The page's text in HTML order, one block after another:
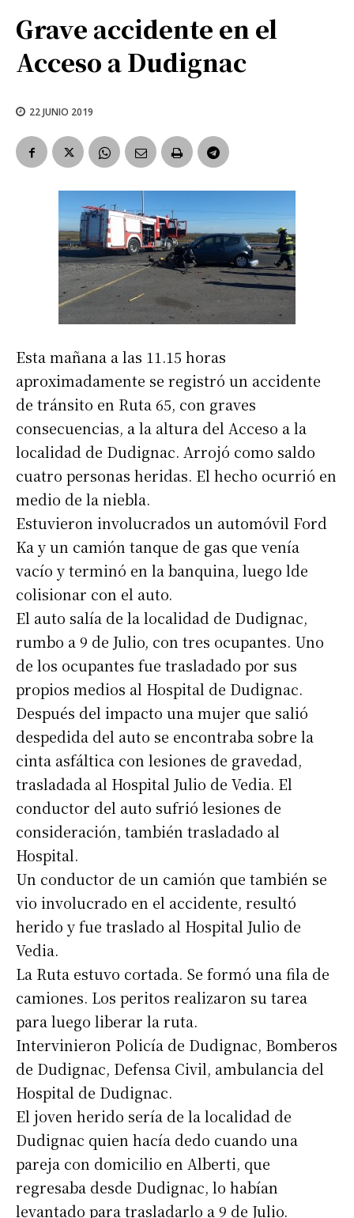
Grave accidente en el
Acceso a Dudignac
22 JUNIO 2019
Esta mañana a las 11.15 horas
aproximadamente se registró un accidente
de tránsito en Ruta 65, con graves
consecuencias, a la altura del Acceso a la
localidad de Dudignac. Arrojó como saldo
cuatro personas heridas. El hecho ocurrió en
medio de la niebla.
Estuvieron involucrados un automóvil Ford
Ka y un camión tanque de gas que venía
vacío y terminó en la banquina, luego lde
colisionar con el auto.
El auto salía de la localidad de Dudignac,
rumbo a 9 de Julio, con tres ocupantes. Uno
de los ocupantes fue trasladado por sus
propios medios al Hospital de Dudignac.
Después del impacto una mujer que salió
despedida del auto se encontraba sobre la
cinta asfáltica con lesiones de gravedad,
trasladada al Hospital Julio de Vedia. El
conductor del auto sufrió lesiones de
consideración, también trasladado al
Hospital.
Un conductor de un camión que también se
vio involucrado en el accidente, resultó
herido y fue traslado al Hospital Julio de
Vedia.
La Ruta estuvo cortada. Se formó una fila de
camiones. Los peritos realizaron su tarea
para luego liberar la ruta.
Intervinieron Policía de Dudignac, Bomberos
de Dudignac, Defensa Civil, ambulancia del
Hospital de Dudignac.
El joven herido sería de la localidad de
Dudignac quien hacía dedo cuando una
pareja con domicilio en Alberti, que
regresaba desde Dudignac, lo habían
levantado para trasladarlo a 9 de Julio.